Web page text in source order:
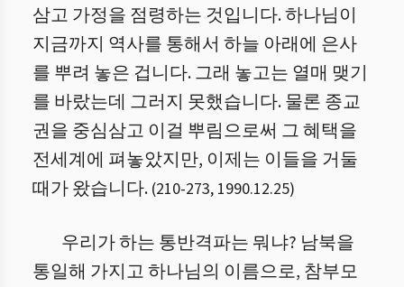
삼고 가정을 점령하는 것입니다. 하나님이
지금까지 역사를 통해서 하늘 아래에 은사
를 뿌려 놓은 겁니다. 그래 놓고는 열매 맺기
를 바랐는데 그러지 못했습니다. 물론 종교
권을 중심삼고 이걸 뿌림으로써 그 혜택을
전세계에 펴놓았지만, 이제는 이들을 거둘
때가 왔습니다. (210-273, 1990.12.25)
우리가 하는 통반격파는 뭐냐? 남북을
통일해 가지고 하나님의 이름으로, 참부모